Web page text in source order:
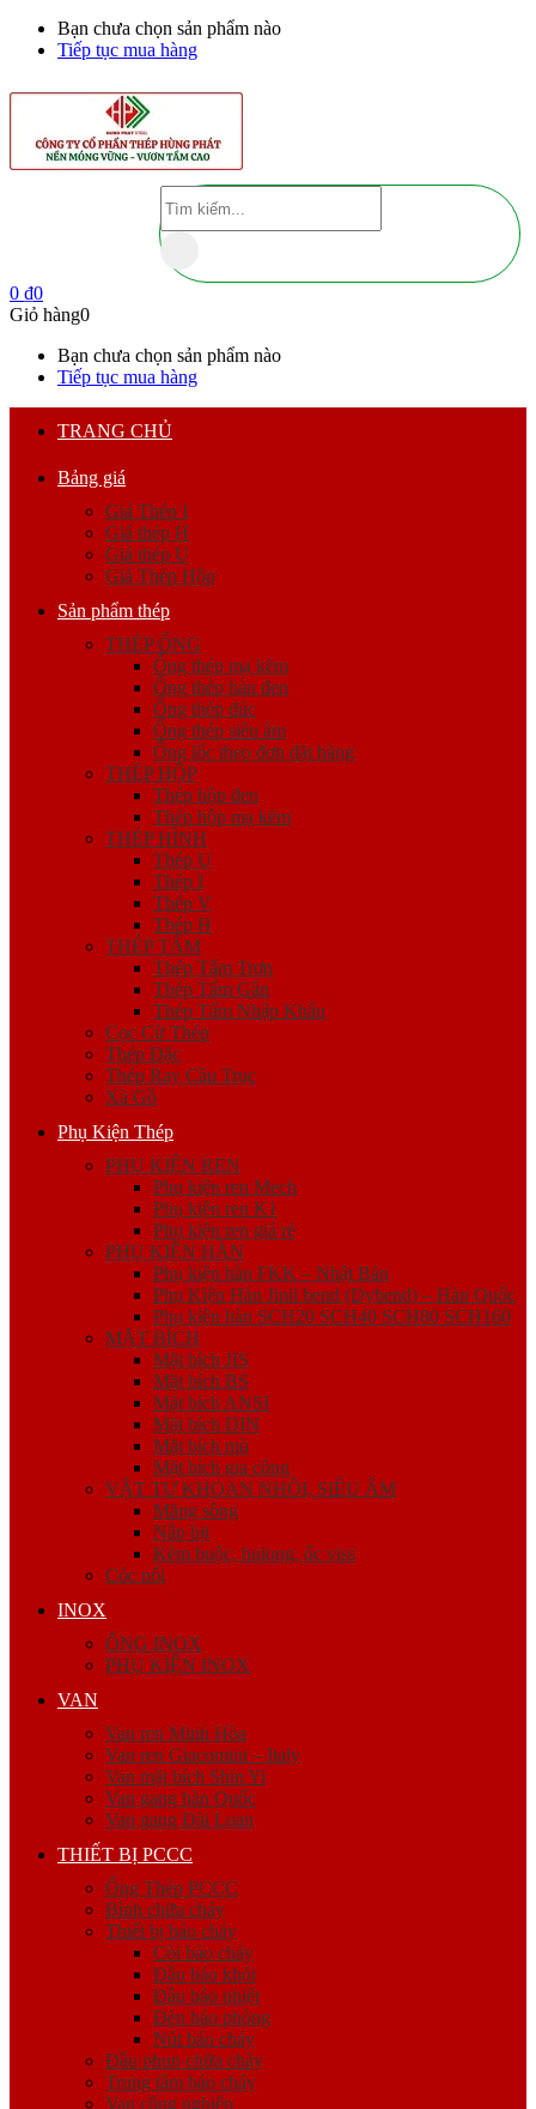
Bạn chưa chọn sản phẩm nào
Tiếp tục mua hàng
0 ₫0
Giỏ hàng0
Bạn chưa chọn sản phẩm nào
Tiếp tục mua hàng
TRANG CHỦ
Bảng giá
Giá Thép I
Giá thép H
Giá thép U
Giá Thép Hộp
Sản phẩm thép
THÉP ỐNG
Ống thép mạ kẽm
Ống thép hàn đen
Ống thép đúc
Ống thép siêu âm
Ống lốc theo đơn đặt hàng
THÉP HỘP
Thép hộp đen
Thép hộp mạ kẽm
THÉP HÌNH
Thép U
Thép I
Thép V
Thép H
THÉP TẤM
Thép Tấm Trơn
Thép Tấm Gân
Thép Tấm Nhập Khẩu
Cọc Cừ Thép
Thép Đặc
Thép Ray Cầu Trục
Xà Gồ
Phụ Kiện Thép
PHỤ KIỆN REN
Phụ kiện ren Mech
Phụ kiện ren K1
Phụ kiện ren giá rẻ
PHỤ KIỆN HÀN
Phụ kiện hàn FKK – Nhật Bản
Phụ Kiện Hàn Jinil bend (Dybend) – Hàn Quốc
Phụ kiện hàn SCH20 SCH40 SCH80 SCH160
MẶT BÍCH
Mặt bích JIS
Mặt bích BS
Mặt bích ANSI
Mặt bích DIN
Mặt bích mù
Mặt bích gia công
VẬT TƯ KHOAN NHỒI, SIÊU ÂM
Măng sông
Nắp bịt
Kẽm buộc, bulong, ốc viss
Cóc nối
INOX
ỐNG INOX
PHỤ KIỆN INOX
VAN
Van ren Minh Hòa
Van ren Giacomini – Italy
Van mặt bích Shin Yi
Van gang hàn Quốc
Van gang Đài Loan
THIẾT BỊ PCCC
Ống Thép PCCC
Bình chữa cháy
Thiết bị báo cháy
Còi báo cháy
Đầu báo khói
Đầu báo nhiệt
Đèn báo phòng
Nút báo cháy
Đầu phun chữa cháy
Trung tâm báo cháy
Van công nghiệp